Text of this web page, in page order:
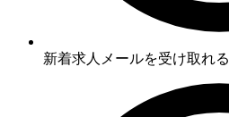
新着求人メールを受け取れる